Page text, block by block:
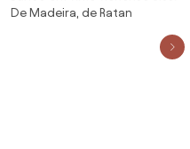
De Madeira, de Ratan